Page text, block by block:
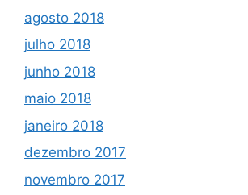
agosto 2018
julho 2018
junho 2018
maio 2018
janeiro 2018
dezembro 2017
novembro 2017